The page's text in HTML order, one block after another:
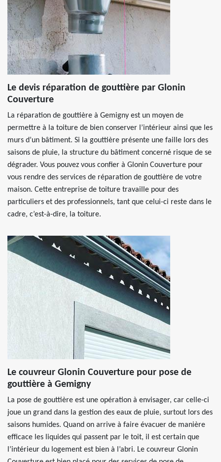
Le devis réparation de gouttière par Glonin
Couverture
La réparation de gouttière à Gemigny est un moyen de
permettre à la toiture de bien conserver l’intérieur ainsi que les
murs d’un bâtiment. Si la gouttière présente une faille lors des
saisons de pluie, la structure du bâtiment concerné risque de se
dégrader. Vous pouvez vous confier à Glonin Couverture pour
vous rendre des services de réparation de gouttière de votre
maison. Cette entreprise de toiture travaille pour des
particuliers et des professionnels, tant que celui-ci reste dans le
cadre, c’est-à-dire, la toiture.
Le couvreur Glonin Couverture pour pose de
gouttière à Gemigny
La pose de gouttière est une opération à envisager, car celle-ci
joue un grand dans la gestion des eaux de pluie, surtout lors des
saisons humides. Quand on arrive à faire évacuer de manière
efficace les liquides qui passent par le toit, il est certain que
l’intérieur du logement est bien à l’abri. Le couvreur Glonin